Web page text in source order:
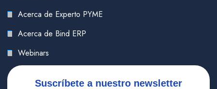
Acerca de Experto PYME
Acerca de Bind ERP
Webinars
Suscríbete a nuestro newsletter